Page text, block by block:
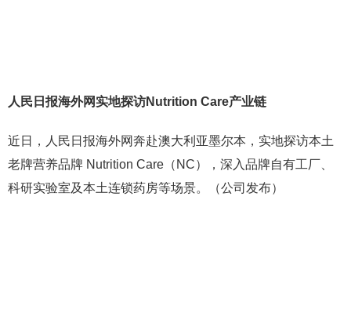
人民日报海外网实地探访Nutrition Care产业链
近日，人民日报海外网奔赴澳大利亚墨尔本，实地探访本土
老牌营养品牌 Nutrition Care（NC），深入品牌自有工厂、
科研实验室及本土连锁药房等场景。（公司发布）